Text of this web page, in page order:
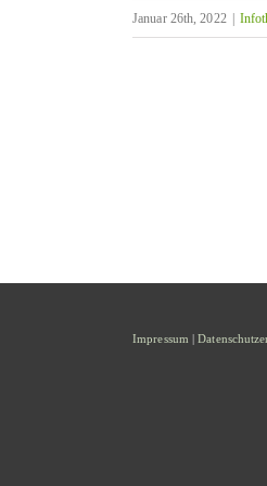
Januar 26th, 2022
Impressum |